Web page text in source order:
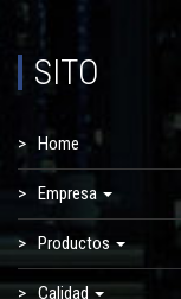
SITO
Home
Empresa
Productos
Calidad